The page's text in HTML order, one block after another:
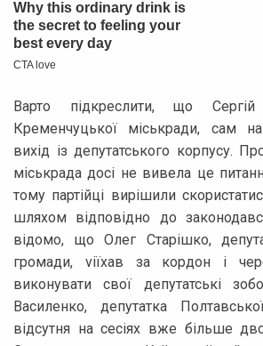
Варто підкреслити, що
Кременчуцької міськради, сам
вихід із депутатського корпусу.
міськрада досі не вивела це
тому партійці вирішили
шляхом відповідно до
відомо, що Олег Старішко,
громади, viїхав за кордон і
виконувати свої депутатські
Василенко, депутатка
відсутня на сесіях вже більше